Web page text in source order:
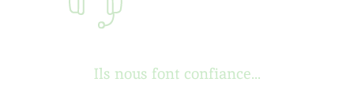
Ils nous font confiance...